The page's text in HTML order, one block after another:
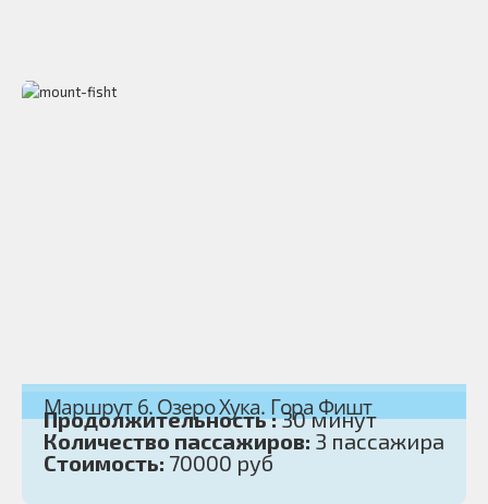
Маршрут 6. Озеро Хука. Гора Фишт
Продолжительность :30 минут
Количество пассажиров: 3 пассажира
Стоимость: 70000 руб